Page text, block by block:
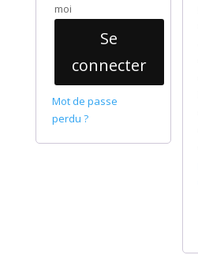
moi
Se
connecter
Mot de passe
perdu ?